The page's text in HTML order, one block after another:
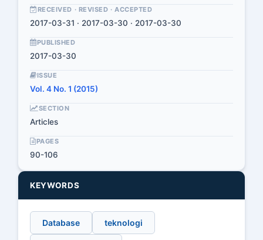
RECEIVED · REVISED · ACCEPTED
2017-03-31 · 2017-03-30 · 2017-03-30
PUBLISHED
2017-03-30
ISSUE
Vol. 4 No. 1 (2015)
SECTION
Articles
PAGES
90-106
KEYWORDS
Database teknologi